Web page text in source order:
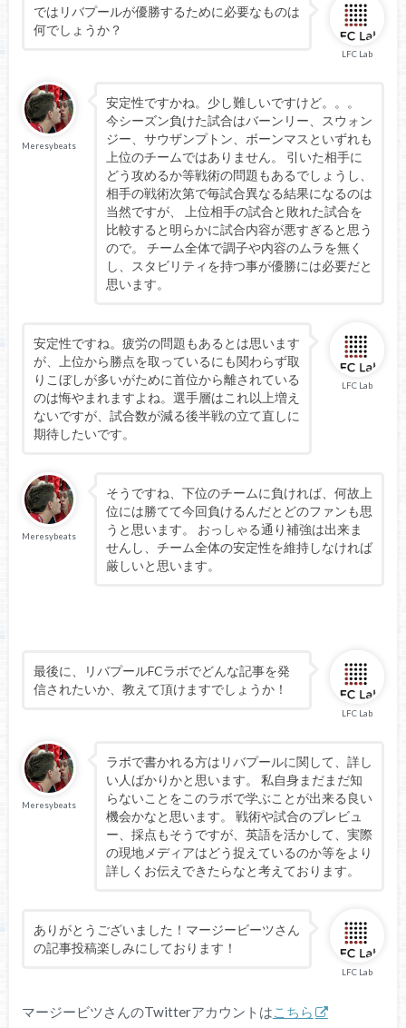
LFC Lab
ではリバプールが優勝するために必要なものは
何でしょうか？
Meresybeats
安定性ですかね。少し難しいですけど。。。
今シーズン負けた試合はバーンリー、スウォン
ジー、サウザンプトン、ボーンマスといずれも
上位のチームではありません。 引いた相手に
どう攻めるか等戦術の問題もあるでしょうし、
相手の戦術次第で毎試合異なる結果になるのは
当然ですが、 上位相手の試合と敗れた試合を
比較すると明らかに試合内容が悪すぎると思う
ので。 チーム全体で調子や内容のムラを無く
し、スタビリティを持つ事が優勝には必要だと
思います。
LFC Lab
安定性ですね。疲労の問題もあるとは思います
が、上位から勝点を取っているにも関わらず取
りこぼしが多いがために首位から離されている
のは悔やまれますよね。選手層はこれ以上増え
ないですが、試合数が減る後半戦の立て直しに
期待したいです。
Meresybeats
そうですね、下位のチームに負ければ、何故上
位には勝てて今回負けるんだとどのファンも思
うと思います。 おっしゃる通り補強は出来ま
せんし、チーム全体の安定性を維持しなければ
厳しいと思います。
LFC Lab
最後に、リバプールFCラボでどんな記事を発
信されたいか、教えて頂けますでしょうか！
Meresybeats
ラボで書かれる方はリバプールに関して、詳し
い人ばかりかと思います。 私自身まだまだ知
らないことをこのラボで学ぶことが出来る良い
機会かなと思います。 戦術や試合のプレビュ
ー、採点もそうですが、英語を活かして、実際
の現地メディアはどう捉えているのか等をより
詳しくお伝えできたらなと考えております。
LFC Lab
ありがとうございました！マージービーツさん
の記事投稿楽しみにしております！
マージービツさんのTwitterアカウントはこちら